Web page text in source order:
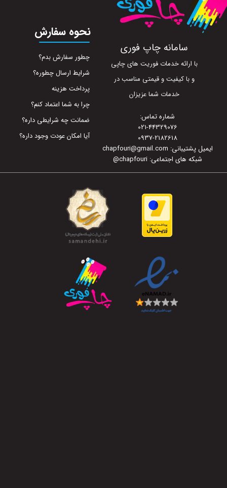
سامانه چاپ فوری
با ارائه خدمات فوریت های چاپی
و با کیفیت و قیمتی مناسب در
خدمات شما عزیزان
شماره تماس:
021-44329076
0937-2182618
ایمیل پشتیبانی: chapfouri@gmail.com
شبکه های اجتماعی: chapfouri
@
نحوه سفارش
چطور سفارش بدم؟
شرایط ارسال چطوره؟
پرداخت هزینه
چرا به شما اعتماد کنم؟
ضمانت چه شرایطی داره؟
آیا امکان عودت وجود داره؟